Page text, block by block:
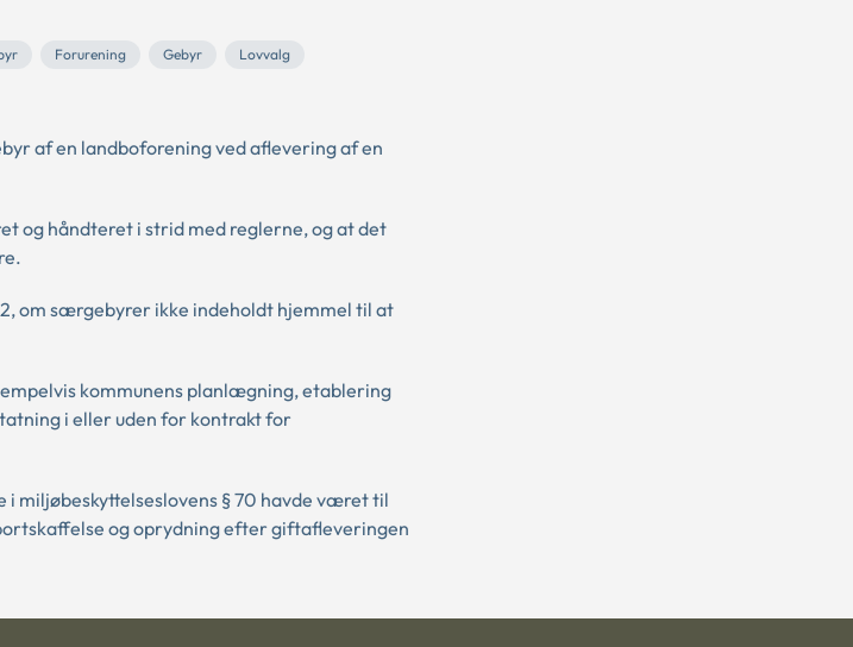
Forurening Gebyr
Lovvalg
af en landboforening ved aflevering af en
og håndteret i strid med reglerne, og at det
om særgebyrer ikke indeholdt hjemmel til at
kommunens planlægning, etablering
i eller uden for kontrakt for
miljøbeskyttelseslovens § 70 havde været til
og oprydning efter giftafleveringen